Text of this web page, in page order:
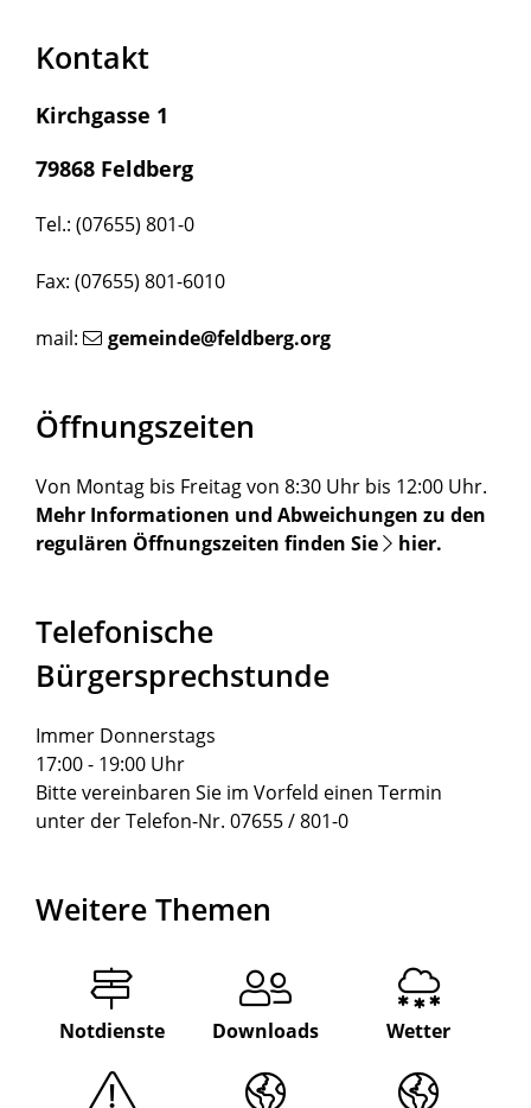
Kontakt
Kirchgasse 1
79868 Feldberg
Tel.: (07655) 801-0
Fax: (07655) 801-6010
mail: gemeinde@feldberg.org
Öffnungszeiten
Von Montag bis Freitag von 8:30 Uhr bis 12:00 Uhr.
Mehr Informationen und Abweichungen zu den
regulären Öffnungszeiten finden Sie
hier.
Telefonische
Bürgersprechstunde
Immer Donnerstags
17:00 - 19:00 Uhr
Bitte vereinbaren Sie im Vorfeld einen Termin
unter der Telefon-Nr. 07655 / 801-0
Weitere Themen
Notdienste Downloads Wetter